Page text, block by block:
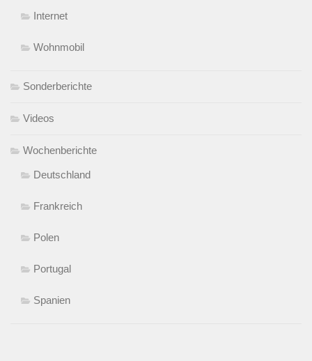
Internet
Wohnmobil
Sonderberichte
Videos
Wochenberichte
Deutschland
Frankreich
Polen
Portugal
Spanien